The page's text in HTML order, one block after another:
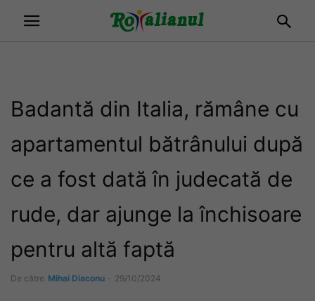
Badantă din Italia, rămâne cu
apartamentul bătrânului după
ce a fost dată în judecată de
rude, dar ajunge la închisoare
pentru altă faptă
De către Mihai Diaconu - 29/10/2024